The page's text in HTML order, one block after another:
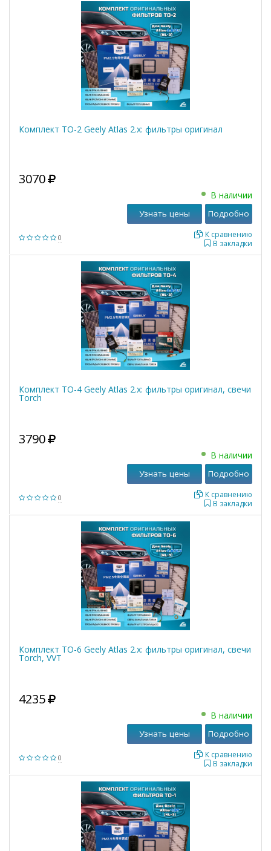
Комплект ТО-2 Geely Atlas 2.x: фильтры оригинал
0
3070
В наличии
В закладки
К сравнению
Узнать цены Подробно
Комплект ТО-4 Geely Atlas 2.x: фильтры оригинал, свечи
Torch
0
3790
В наличии
В закладки
К сравнению
Узнать цены Подробно
Комплект ТО-6 Geely Atlas 2.x: фильтры оригинал, свечи
Torch, VVT
0
4235
В наличии
В закладки
К сравнению
Узнать цены Подробно